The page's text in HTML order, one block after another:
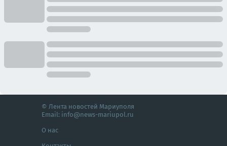
© Лента новостей Мариуполя
Email: info@news-mariupol.ru
О нас